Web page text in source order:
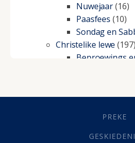
Nuwejaar(16)
Paasfees (10)
Sondag en
Christelike lewe (197)
Beproewings
Geestelike
(21)
Grys Areas(4)
PREKE